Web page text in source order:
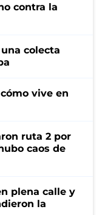
contra la
colecta
vive en
ruta 2 por
caos de
plena calle y
la